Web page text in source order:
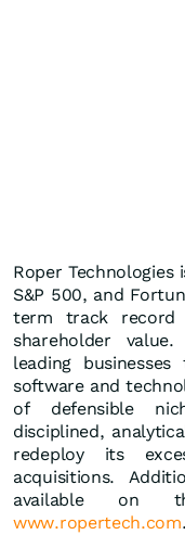
Roper
S&P 500, and
term track record
shareholder
leading
software and
of defensible
disciplined,
redeploy its
acquisitions.
available on
www.ropertech.com.